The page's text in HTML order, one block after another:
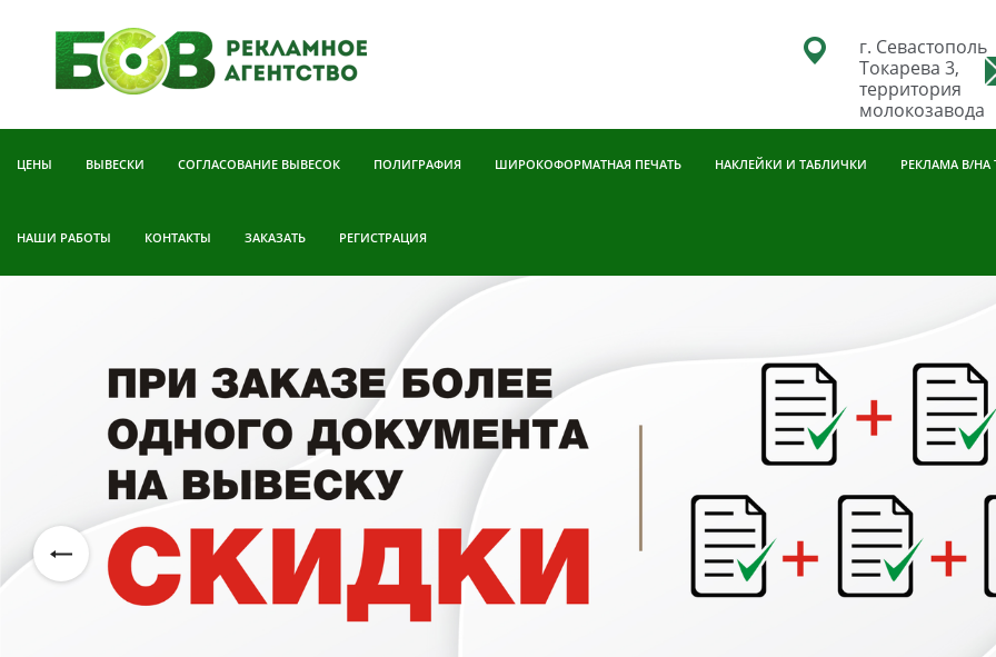
г. Севастополь
Токарева 3,
территория
молокозавода
ЦЕНЫ ВЫВЕСКИ СОГЛАСОВАНИЕ ВЫВЕСОК ПОЛИГРАФИЯ ШИРОКОФОРМАТНАЯ ПЕЧАТЬ НАКЛЕЙКИ И ТАБЛИЧКИ РЕКЛАМА В/НА
НАШИ РАБОТЫ КОНТАКТЫ ЗАКАЗАТЬ РЕГИСТРАЦИЯ